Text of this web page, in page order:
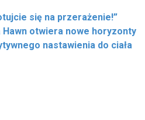
się na przerażenie!”
Hawn otwiera nowe horyzonty
nastawienia do ciała